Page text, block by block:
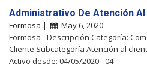
Administrativo De Atención
Formosa |
May 6, 2020
Formosa - Descripción Categoría:
Cliente Subcategoría Atención al
Activo desde: 04/05/2020 - 04